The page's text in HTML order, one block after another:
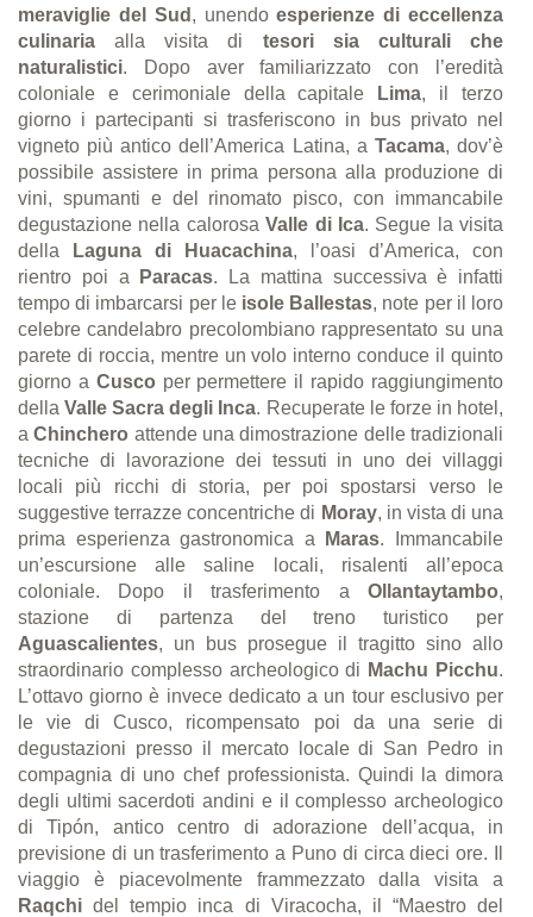
meraviglie del Sud , unendoesperienze di eccellenza
culinaria alla visita di tesori sia culturali che
naturalistici. Dopo aver familiarizzato con l’eredità
coloniale e cerimoniale della capitale
Lima, il terzo
giorno i partecipanti si trasferiscono in bus privato nel
vigneto più antico dell’America Latina, a Tacama, dov’è
possibile assistere in prima persona alla produzione di
vini, spumanti e del rinomato pisco, con immancabile
degustazione nella calorosaValle di Ica. Segue la visita
della
Laguna di Huacachina, l’oasi d’America, con
rientro poi a
Paracas. La mattina successiva è infatti
tempo di imbarcarsi per le isole Ballestas, note per il loro
celebre candelabro precolombiano rappresentato su una
parete di roccia, mentre un volo interno conduce il quinto
giorno a Cusco per permettere il rapido raggiungimento
dellaValle Sacra degli Inca. Recuperate le forze in hotel,
aChinchero attende una dimostrazione delle tradizionali
tecniche di lavorazione dei tessuti in uno dei villaggi
locali più ricchi di storia, per poi spostarsi verso le
suggestive terrazze concentriche di Moray, in vista di una
prima esperienza gastronomica a
Maras. Immancabile
un’escursione alle saline locali, risalenti all’epoca
coloniale. Dopo il trasferimento a Ollantaytambo,
stazione di partenza del treno turistico per
Aguascalientes, un bus prosegue il tragitto sino allo
straordinario complesso archeologico di Machu Picchu.
L’ottavo giorno è invece dedicato a un tour esclusivo per
le vie di Cusco, ricompensato poi da una serie di
degustazioni presso il mercato locale di San Pedro in
compagnia di uno chef professionista. Quindi la dimora
degli ultimi sacerdoti andini e il complesso archeologico
di Tipón, antico centro di adorazione dell’acqua, in
previsione di un trasferimento a Puno di circa dieci ore. Il
viaggio è piacevolmente frammezzato dalla visita a
Raqchidel tempio inca di Viracocha, il “Maestro del